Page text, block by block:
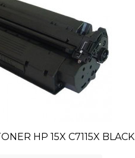
HP 15X C7115X BLACK